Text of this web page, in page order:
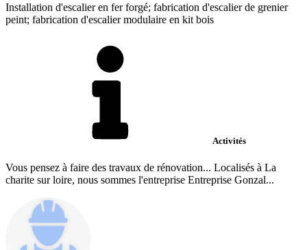
Installation d'escalier en fer forgé; fabrication d'escalier de grenier
peint; fabrication d'escalier modulaire en kit bois
Activités
Vous pensez à faire des travaux de rénovation... Localisés à La
charite sur loire, nous sommes l'entreprise Entreprise Gonzal...